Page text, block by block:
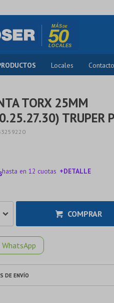
Locales Contacto
TORX 25MM
TRUPER
hasta en 12 cuotas +DETALLE
COMPRAR
DE ENVÍO